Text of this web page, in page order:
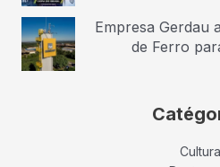
Empresa Gerdau
de Ferro
Cultura